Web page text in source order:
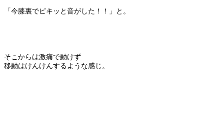
「今膝裏でピキッと音がした！！」と。
そこからは激痛で動けず
移動はけんけんするような感じ。